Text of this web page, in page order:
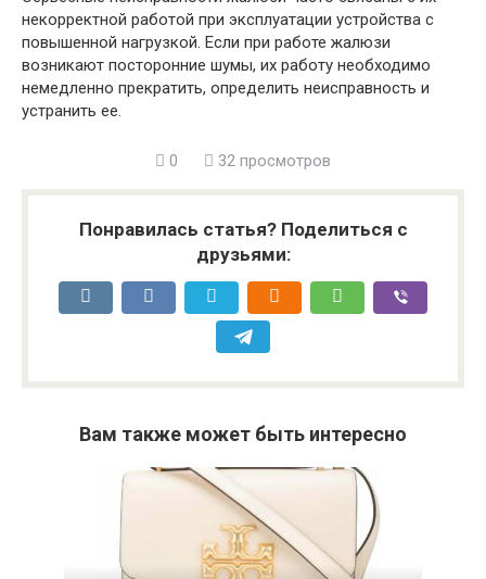
некорректной работой при эксплуатации устройства с
повышенной нагрузкой. Если при работе жалюзи
возникают посторонние шумы, их работу необходимо
немедленно прекратить, определить неисправность и
устранить ее.
0 32 просмотров
Понравилась статья? Поделиться с
друзьями:
Вам также может быть интересно